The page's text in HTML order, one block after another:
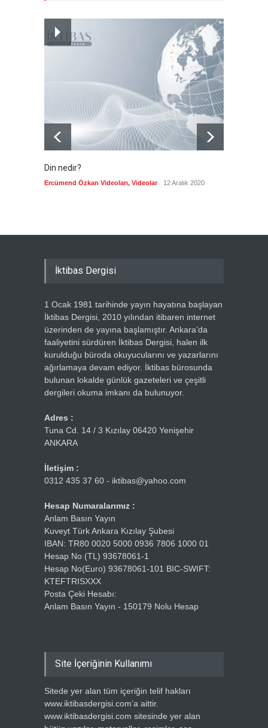
İspanya'dan İtalya'ya, sınır
kontrollerini kaldır uyarısı
7 Ağustos 2026
Din nedir?
Ercümend Özkan Videoları, Videolar 12 Aralık 2020
İktibas Dergisi
1 Ocak 1981 tarihinde yayın hayatına başlayan
İktibas Dergisi, 2010 yılından itibaren internet
üzerinden de yayına başlamıştır. Ankara’da
faaliyetini sürdüren İktibas Dergisi, halen ilk
kurulduğu büroda okuyucularını ve yazarlarını
ağırlamaya devam ediyor. İktibas bürosunda
bulunan lokalde günlük gazeteleri ve çeşitli
dergileri okuma imkanı da bulunuyor.
Adres :
Tuna Cd. 14 / 3 Kızılay 06420 Yenişehir
ANKARA
İletişim :
0312 435 37 60 - iktibas@yahoo.com
Hesap Numaralarımız :
Anlam Basın Yayın
Kuveyt Türk Ankara Kızılay Şubesi
IBAN: TR80 0020 5000 0936 7806 1000 01
Hesap No (TL) 93678061-1
Hesap No(Euro) 93678061-101 BIC-SWIFT:
KTEFTRISXXX
Posta Çeki Hesabı:
Anlam Basın Yayın - 150179 Nolu Hesap
Site İçeriğinin Kullanımı
Sitede yer alan tüm içeriğin telif hakları
www.iktibasdergisi.com’a aittir.
www.iktibasdergisi.com sitesinde yer alan